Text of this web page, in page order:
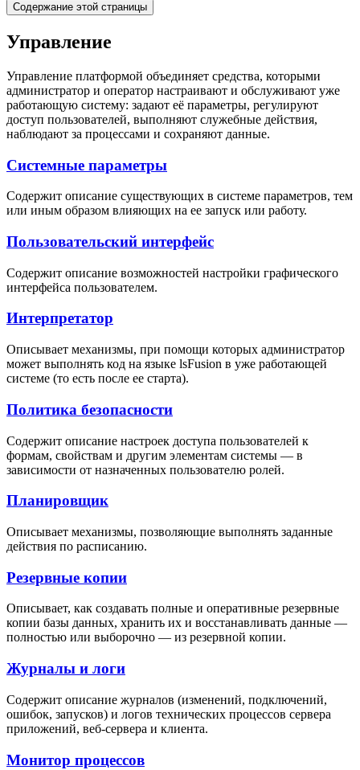
Содержание этой страницы
Управление
Управление платформой объединяет средства, которыми
администратор и оператор настраивают и обслуживают уже
работающую систему: задают её параметры, регулируют
доступ пользователей, выполняют служебные действия,
наблюдают за процессами и сохраняют данные.
Системные параметры
Содержит описание существующих в системе параметров, тем
или иным образом влияющих на ее запуск или работу.
Пользовательский интерфейс
Содержит описание возможностей настройки графического
интерфейса пользователем.
Интерпретатор
Описывает механизмы, при помощи которых администратор
может выполнять код на языке lsFusion в уже работающей
системе (то есть после ее старта).
Политика безопасности
Содержит описание настроек доступа пользователей к
формам, свойствам и другим элементам системы — в
зависимости от назначенных пользователю ролей.
Планировщик
Описывает механизмы, позволяющие выполнять заданные
действия по расписанию.
Резервные копии
Описывает, как создавать полные и оперативные резервные
копии базы данных, хранить их и восстанавливать данные —
полностью или выборочно — из резервной копии.
Журналы и логи
Содержит описание журналов (изменений, подключений,
ошибок, запусков) и логов технических процессов сервера
приложений, веб-сервера и клиента.
Монитор процессов